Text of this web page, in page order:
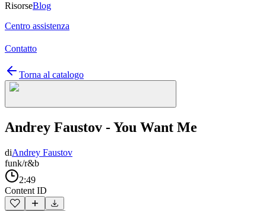
RisorseBlog
Centro assistenza
Contatto
Torna al catalogo
Andrey Faustov - You Want Me
diAndrey Faustov
funk/r&b
2:49
Content ID